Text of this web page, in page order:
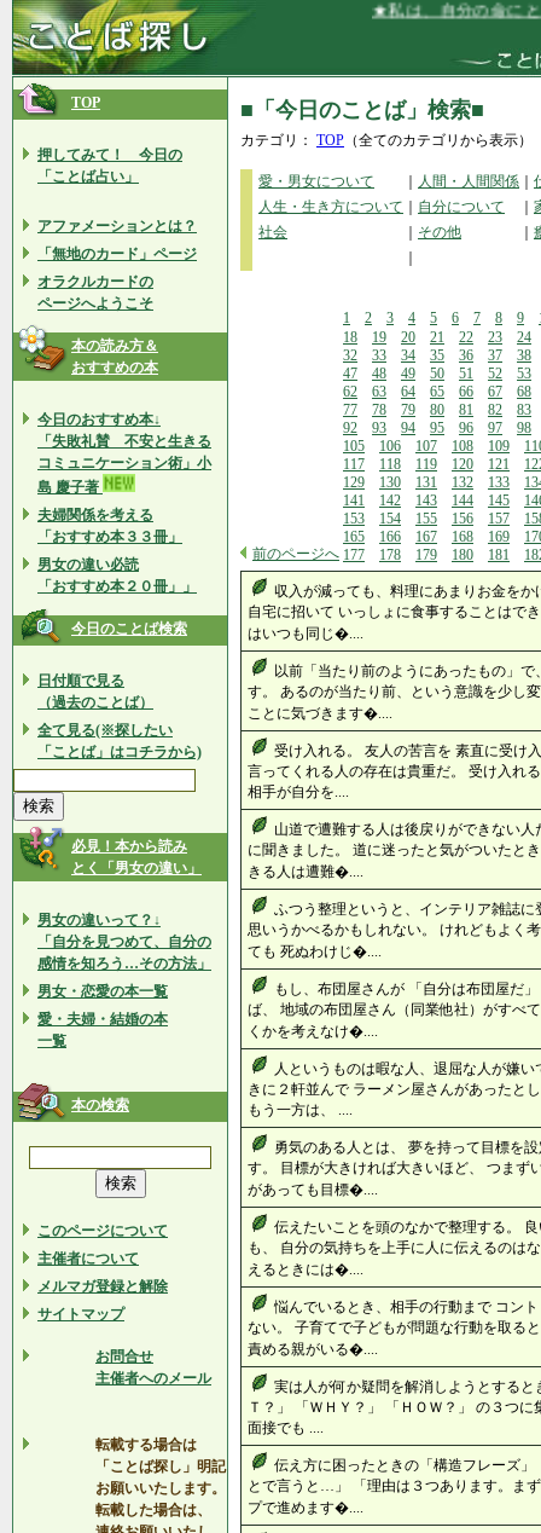
★私は、自分の命にとて
TOP
押してみて！ 今日の
「ことば占い」
アファメーションとは？
「無地のカード」ページ
オラクルカードの
ページへようこそ
本の読み方＆
おすすめの本
今日のおすすめ本↓
「失敗礼賛 不安と生きる
コミュニケーション術」小
島 慶子著
夫婦関係を考える
「おすすめ本３３冊」
男女の違い必読
「おすすめ本２０冊」」
今日のことば検索
日付順で見る
（過去のことば）
全て見る(※探したい
「ことば」はコチラから)
必見！本から読み
とく「男女の違い」
男女の違いって？↓
「自分を見つめて、自分の
感情を知ろう…その方法」
男女・恋愛の本一覧
愛・夫婦・結婚の本
一覧
本の検索
このページについて
主催者について
メルマガ登録と解除
サイトマップ
お問合せ
主催者へのメール
転載する場合は
「ことば探し」明記
お願いいたします。
転載した場合は、
■「今日のことば」検索■
カテゴリ： TOP （全てのカテゴリから表示）
愛・男女について 人間・人間関係
人生・生き方について
自分について
社会
その他
前のページへ
1 2 3 4 5 6 7 8 9
18
19 20 21 22 23
24
32
33 34 35 36 37
38
47
48 49 50 51 52
53
62
63 64 65 66 67
68
77
78 79 80 81 82
83
92
93 94 95 96 97
98
105
106 107 108 109
117
118 119 120 121
129
130 131 132 133
141
142 143 144 145
153
154 155 156 157
165
166 167 168 169
177
178 179 180 181
収入が減っても、料理にあまりお金を
自宅に招いて いっしょに食事することはで
はいつも同じ�....
以前「当たり前のようにあったもの」
す。 あるのが当たり前、という意識を少し
ことに気づきます�....
受け入れる。 友人の苦言を 素直に受け
言ってくれる人の存在は貴重だ。 受け入れ
相手が自分を....
山道で遭難する人は後戻りができない
に聞きました。 道に迷ったと気がついたと
きる人は遭難�....
ふつう整理というと、インテリア雑誌
思いうかべるかもしれない。 けれどもよく
ても 死ぬわけじ�....
もし、布団屋さんが 「自分は布団屋だ
ば、 地域の布団屋さん（同業他社）がすべ
くかを考えなけ�....
人というものは暇な人、退屈な人が嫌
きに２軒並んで ラーメン屋さんがあったと
もう一方は、 ....
勇気のある人とは、 夢を持って目標を
す。 目標が大きければ大きいほど、 つまず
があっても目標�....
伝えたいことを頭のなかで整理する。
も、 自分の気持ちを上手に人に伝えるのは
えるときには�....
悩んでいるとき、相手の行動まで コン
ない。 子育てで子どもが問題な行動を取る
責める親がいる�....
実は人が何か疑問を解消しようとする
Ｔ？」 「ＷＨＹ？」 「ＨＯＷ？」 の３つ
面接でも ....
伝え方に困ったときの「構造フレーズ
とで言うと…」 「理由は３つあります。ま
プで進めます�....